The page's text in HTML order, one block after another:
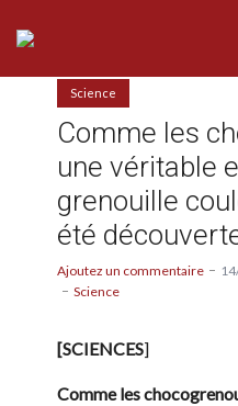
Science
Comme les
une véritable
grenouille
été
Ajoutez un commentaire
Science
[SCIENCES]
Comme les